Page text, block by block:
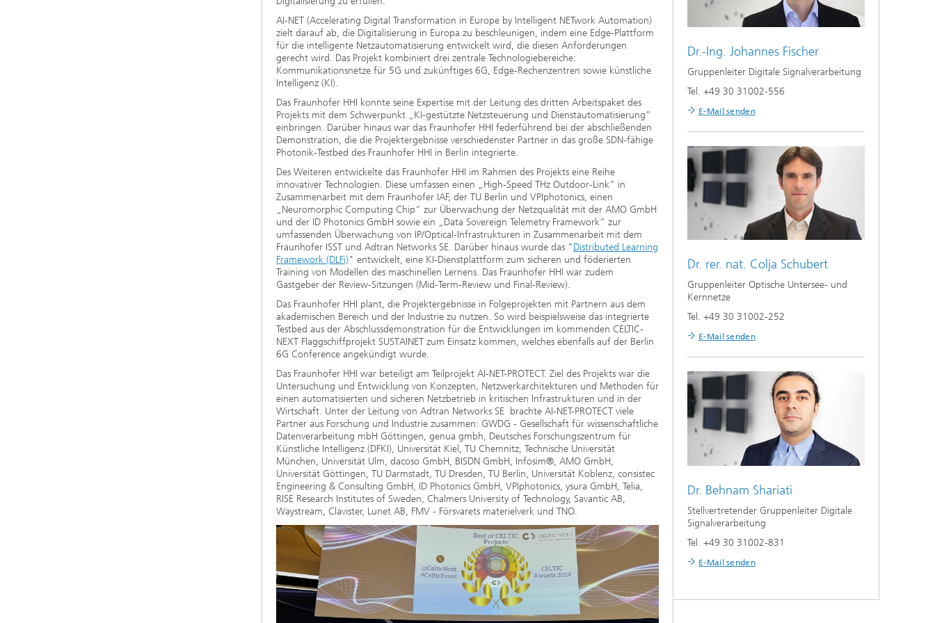
AI-NET (Accelerating Digital Transformation in Europe by Intelligent NETwork Automation)
zielt darauf ab, die Digitalisierung in Europa zu beschleunigen, indem eine Edge-Plattform
für die intelligente Netzautomatisierung entwickelt wird, die diesen Anforderungen
gerecht wird. Das Projekt kombiniert drei zentrale Technologiebereiche:
Kommunikationsnetze für 5G und zukünftiges 6G, Edge-Rechenzentren sowie künstliche
Intelligenz (KI).
Das Fraunhofer HHI konnte seine Expertise mit der Leitung des dritten Arbeitspaket des
Projekts mit dem Schwerpunkt „KI-gestützte Netzsteuerung und Dienstautomatisierung”
einbringen. Darüber hinaus war das Fraunhofer HHI federführend bei der abschließenden
Demonstration, die die Projektergebnisse verschiedenster Partner in das große SDN-fähige
Photonik-Testbed des Fraunhofer HHI in Berlin integrierte.
Des Weiteren entwickelte das Fraunhofer HHI im Rahmen des Projekts eine Reihe
innovativer Technologien. Diese umfassen einen „High-Speed THz Outdoor-Link” in
Zusammenarbeit mit dem Fraunhofer IAF, der TU Berlin und VPIphotonics, einen
„Neuromorphic Computing Chip” zur Überwachung der Netzqualität mit der AMO GmbH
und der ID Photonics GmbH sowie ein „Data Sovereign Telemetry Framework” zur
umfassenden Überwachung von IP/Optical-Infrastrukturen in Zusammenarbeit mit dem
Fraunhofer ISST und Adtran Networks SE. Darüber hinaus wurde das "Distributed Learning
Framework (DLFi)" entwickelt, eine KI-Dienstplattform zum sicheren und föderierten
Training von Modellen des maschinellen Lernens. Das Fraunhofer HHI war zudem
Gastgeber der Review-Sitzungen (Mid-Term-Review und Final-Review).
Das Fraunhofer HHI plant, die Projektergebnisse in Folgeprojekten mit Partnern aus dem
akademischen Bereich und der Industrie zu nutzen. So wird beispielsweise das integrierte
Testbed aus der Abschlussdemonstration für die Entwicklungen im kommenden CELTIC-
NEXT Flaggschiffprojekt SUSTAINET zum Einsatz kommen, welches ebenfalls auf der Berlin
6G Conference angekündigt wurde.
Das Fraunhofer HHI war beteiligt am Teilprojekt AI-NET-PROTECT. Ziel des Projekts war die
Untersuchung und Entwicklung von Konzepten, Netzwerkarchitekturen und Methoden für
einen automatisierten und sicheren Netzbetrieb in kritischen Infrastrukturen und in der
Wirtschaft. Unter der Leitung von Adtran Networks SE brachte AI-NET-PROTECT viele
Partner aus Forschung und Industrie zusammen: GWDG - Gesellschaft für wissenschaftliche
Datenverarbeitung mbH Göttingen, genua gmbh, Deutsches Forschungszentrum für
Künstliche Intelligenz (DFKI), Universität Kiel, TU Chemnitz, Technische Universität
München, Universität Ulm, dacoso GmbH, BISDN GmbH, Infosim®, AMO GmbH,
Universität Göttingen, TU Darmstadt, TU Dresden, TU Berlin, Universität Koblenz, consistec
Engineering & Consulting GmbH, ID Photonics GmbH, VPIphotonics, ysura GmbH, Telia,
RISE Research Institutes of Sweden, Chalmers University of Technology, Savantic AB,
Waystream, Clavister, Lunet AB, FMV - Försvarets materielverk und TNO.
Dr.-Ing. Johannes Fischer
Gruppenleiter Digitale Signalverarbeitung
Tel. +49 30 31002-556
E-Mail senden
Dr. rer. nat. Colja Schubert
Gruppenleiter Optische Untersee- und
Kernnetze
Tel. +49 30 31002-252
E-Mail senden
Dr. Behnam Shariati
Stellvertretender Gruppenleiter Digitale
Signalverarbeitung
Tel. +49 30 31002-831
E-Mail senden